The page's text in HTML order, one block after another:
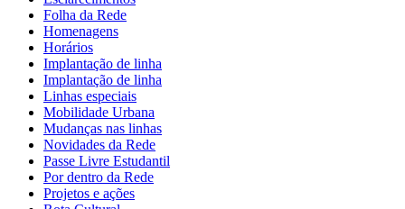
Folha da Rede
Homenagens
Horários
Implantação de linha
Implantação de linha
Linhas especiais
Mobilidade Urbana
Mudanças nas linhas
Novidades da Rede
Passe Livre Estudantil
Por dentro da Rede
Projetos e ações